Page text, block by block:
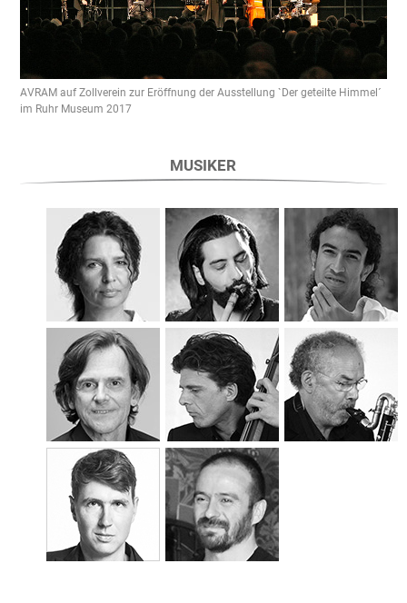
AVRAM auf Zollverein zur Eröffnung der Ausstellung `Der geteilte Himmel´
im Ruhr Museum 2017
MUSIKER